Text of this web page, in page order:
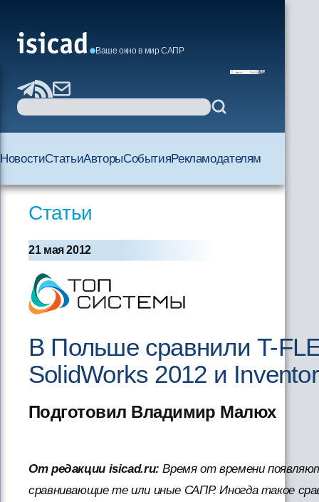
Ваше окно в мир САПР
НовостиСтатьиАвторыСобытияРекламодателям
Статьи
21 мая 2012
В Польше сравнили T-
SolidWorks 2012 и
Подготовил Владимир Малюх
От редакции isicad.ru: Время от времени
сравнивающие те или иные САПР. Иногда такое